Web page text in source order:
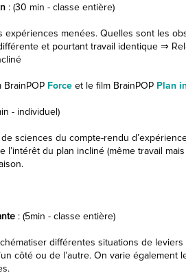
: (30 min - classe entière)
expériences menées. Quelles sont les
et pourtant travail identique ⇒
BrainPOP Force et le film BrainPOP Plan
- individuel)
sciences du compte-rendu
l’intérêt du plan incliné (même travail
: (5min - classe entière)
différentes situations de
côté ou de l’autre. On varie également